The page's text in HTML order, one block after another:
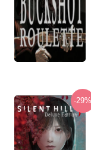
-29%